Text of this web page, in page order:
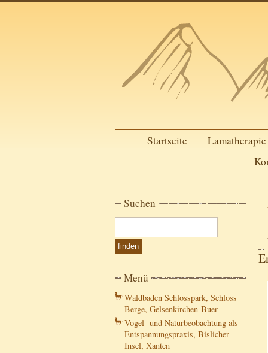
Startseite
Lamatherapie
Suchen
Menü
Waldbaden Schlosspark, Schloss
Berge, Gelsenkirchen-Buer
Vogel- und Naturbeobachtung als
Entspannungspraxis, Bislicher
Insel, Xanten